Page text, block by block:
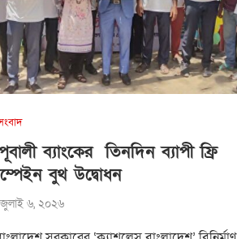
ব্যাংকের তিনদিন ব্যাপী ফ্রি
বুথ উদ্বোধন
জুলাই ৬, ২০২৬